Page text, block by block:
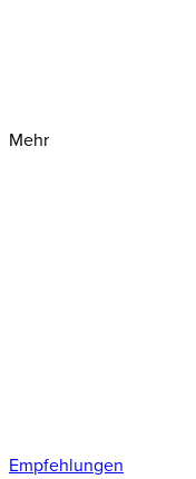
Mehr
Empfehlungen